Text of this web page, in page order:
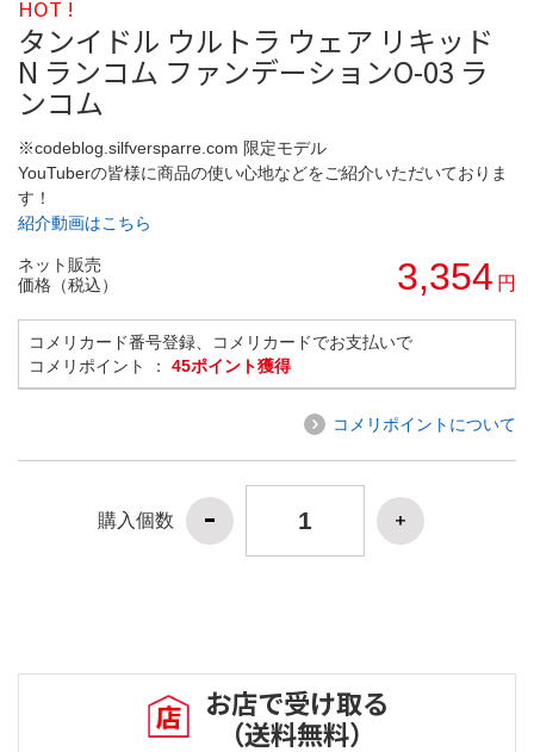
HOT !
タンイドル ウルトラ ウェア リキッド
N ランコム ファンデーションO-03 ラ
ンコム
※codeblog.silfversparre.com 限定モデル
YouTuberの皆様に商品の使い心地などをご紹介いただいておりま
す！
紹介動画はこちら
ネット販売
価格（税込）
3,354 円
コメリカード番号登録、コメリカードでお支払いで
コメリポイント ： 45ポイント獲得
コメリポイントについて
購入個数
お店で受け取る
（送料無料）